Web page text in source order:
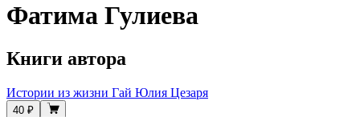
Фатима Гулиева
Книги автора
Истории из жизни Гай Юлия Цезаря
40 ₽